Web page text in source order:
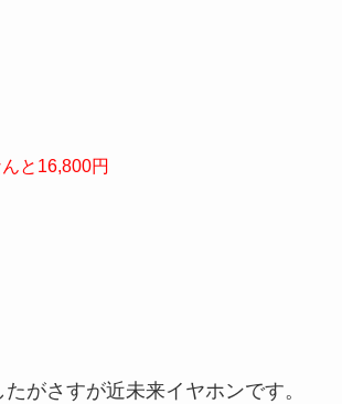
と16,800円
がさすが近未来イヤホンです。